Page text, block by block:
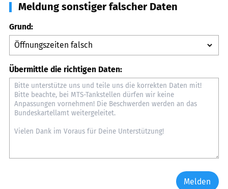
Meldung sonstiger falscher Daten
Grund:
Übermittle die richtigen Daten:
Melden